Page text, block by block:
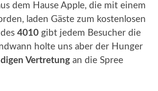
dem Hause Apple, die mit einem
laden Gäste zum kostenlosen
4010 gibt jedem Besucher die
holte uns aber der Hunger
Vertretung an die Spree